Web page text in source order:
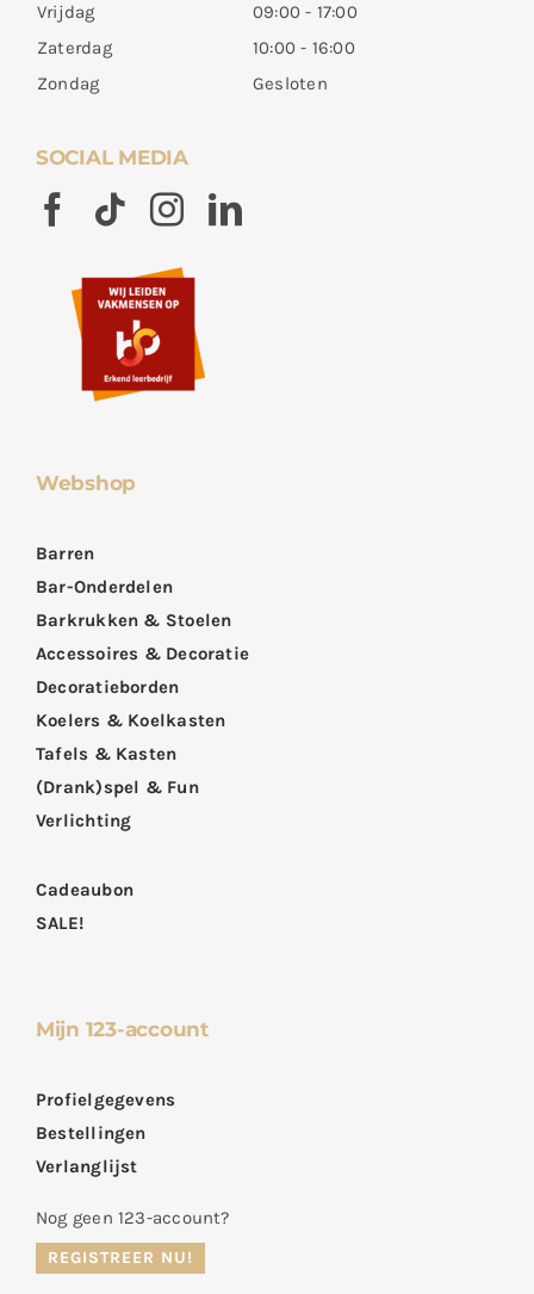
Vrijdag
09:00 - 17:00
Zaterdag
10:00 - 16:00
Zondag
Gesloten
SOCIAL MEDIA
Webshop
Barren
Bar-Onderdelen
Barkrukken & Stoelen
Accessoires & Decoratie
Decoratieborden
Koelers & Koelkasten
Tafels & Kasten
(Drank)spel & Fun
Verlichting
Cadeaubon
SALE!
Mijn 123-account
Profielgegevens
Bestellingen
Verlanglijst
Nog geen 123-account?
REGISTREER NU!